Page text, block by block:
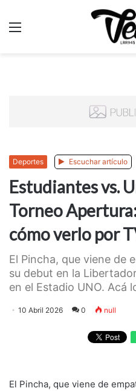
Deportes Escuchar artículo
Estudiantes vs.
Torneo
cómo verlo por
El Pincha, que viene de
su debut en la
en el Estadio UNO. Acá
10 Abril 2026 0 null
El Pincha, que viene de